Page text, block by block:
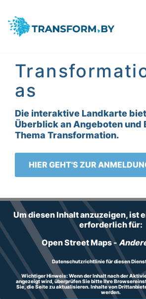
as
Die interaktive Landkarte
Überblick an Angeboten und
Thema Transformation.
HIER GEHT'S ZUR
Um diesen Inhalt anzuzeigen, ist
erforderlich für:
Open Street Maps-
Datenschutzrichtlinie für diesen
Wichtiger Hinweis:Wenn der Inhalt nach der
angezeigt wird, überprüfen Sie bitte Ihre
Sie, die Seite zu aktualisieren. Inhalte von
werden.